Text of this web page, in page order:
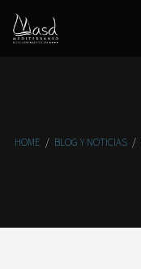
HOME / BLOG Y NOTICIAS /